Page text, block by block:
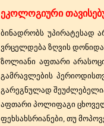
ეკოლოგიური
ბინადრობს უპირატესად
ვრცელდება ზღვის
ზოლიანი აფთარი
გამრავლების
გარეგნულად
აფთარი პოლიფაგი
ფეხსახსრიანები, თუ